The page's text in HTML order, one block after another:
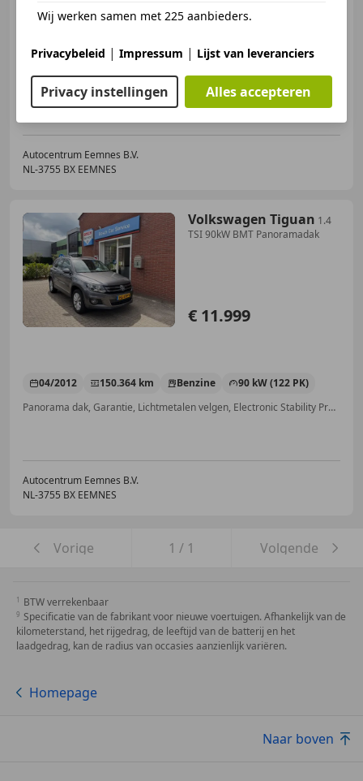
09/2019 38.420 km Benzine
85 kW (116 PK)
Garantie, Nieuwe APK, Lichtmetalen velgen, Panorama dak, Sportstoelen, Lederen stuurwiel, Stuurbekrachtiging, USB
Autocentrum Eemnes B.V.
NL-3755 BX EEMNES
Volkswagen Tiguan 1.4
TSI 90kW BMT Panoramadak
€ 11.999
04/2012 150.364 km Benzine
90 kW (122 PK)
Panorama dak, Garantie, Lichtmetalen velgen, Electronic Stability Program, Navigatiesysteem, Nieuwe APK, Lederen stuurwiel, Automatische klimaatregeling
Autocentrum Eemnes B.V.
NL-3755 BX EEMNES
Vorige 1 / 1 Volgende
BTW verrekenbaar
Specificatie van de fabrikant voor nieuwe voertuigen. Afhankelijk van de
kilometerstand, het rijgedrag, de leeftijd van de batterij en het
laadgedrag, kan de radius van occasies aanzienlijk variëren.
Homepage
Naar boven
Wij werken samen met 225 aanbieders.
Privacybeleid | Impressum | Lijst van leveranciers
Privacy instellingen Alles accepteren